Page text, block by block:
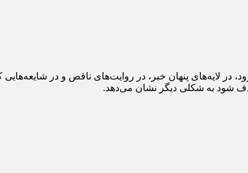
در لایه‌های پنهان خبر، در روایت‌های ناقص و در
شود به شکلی دیگر نشان می‌دهد.